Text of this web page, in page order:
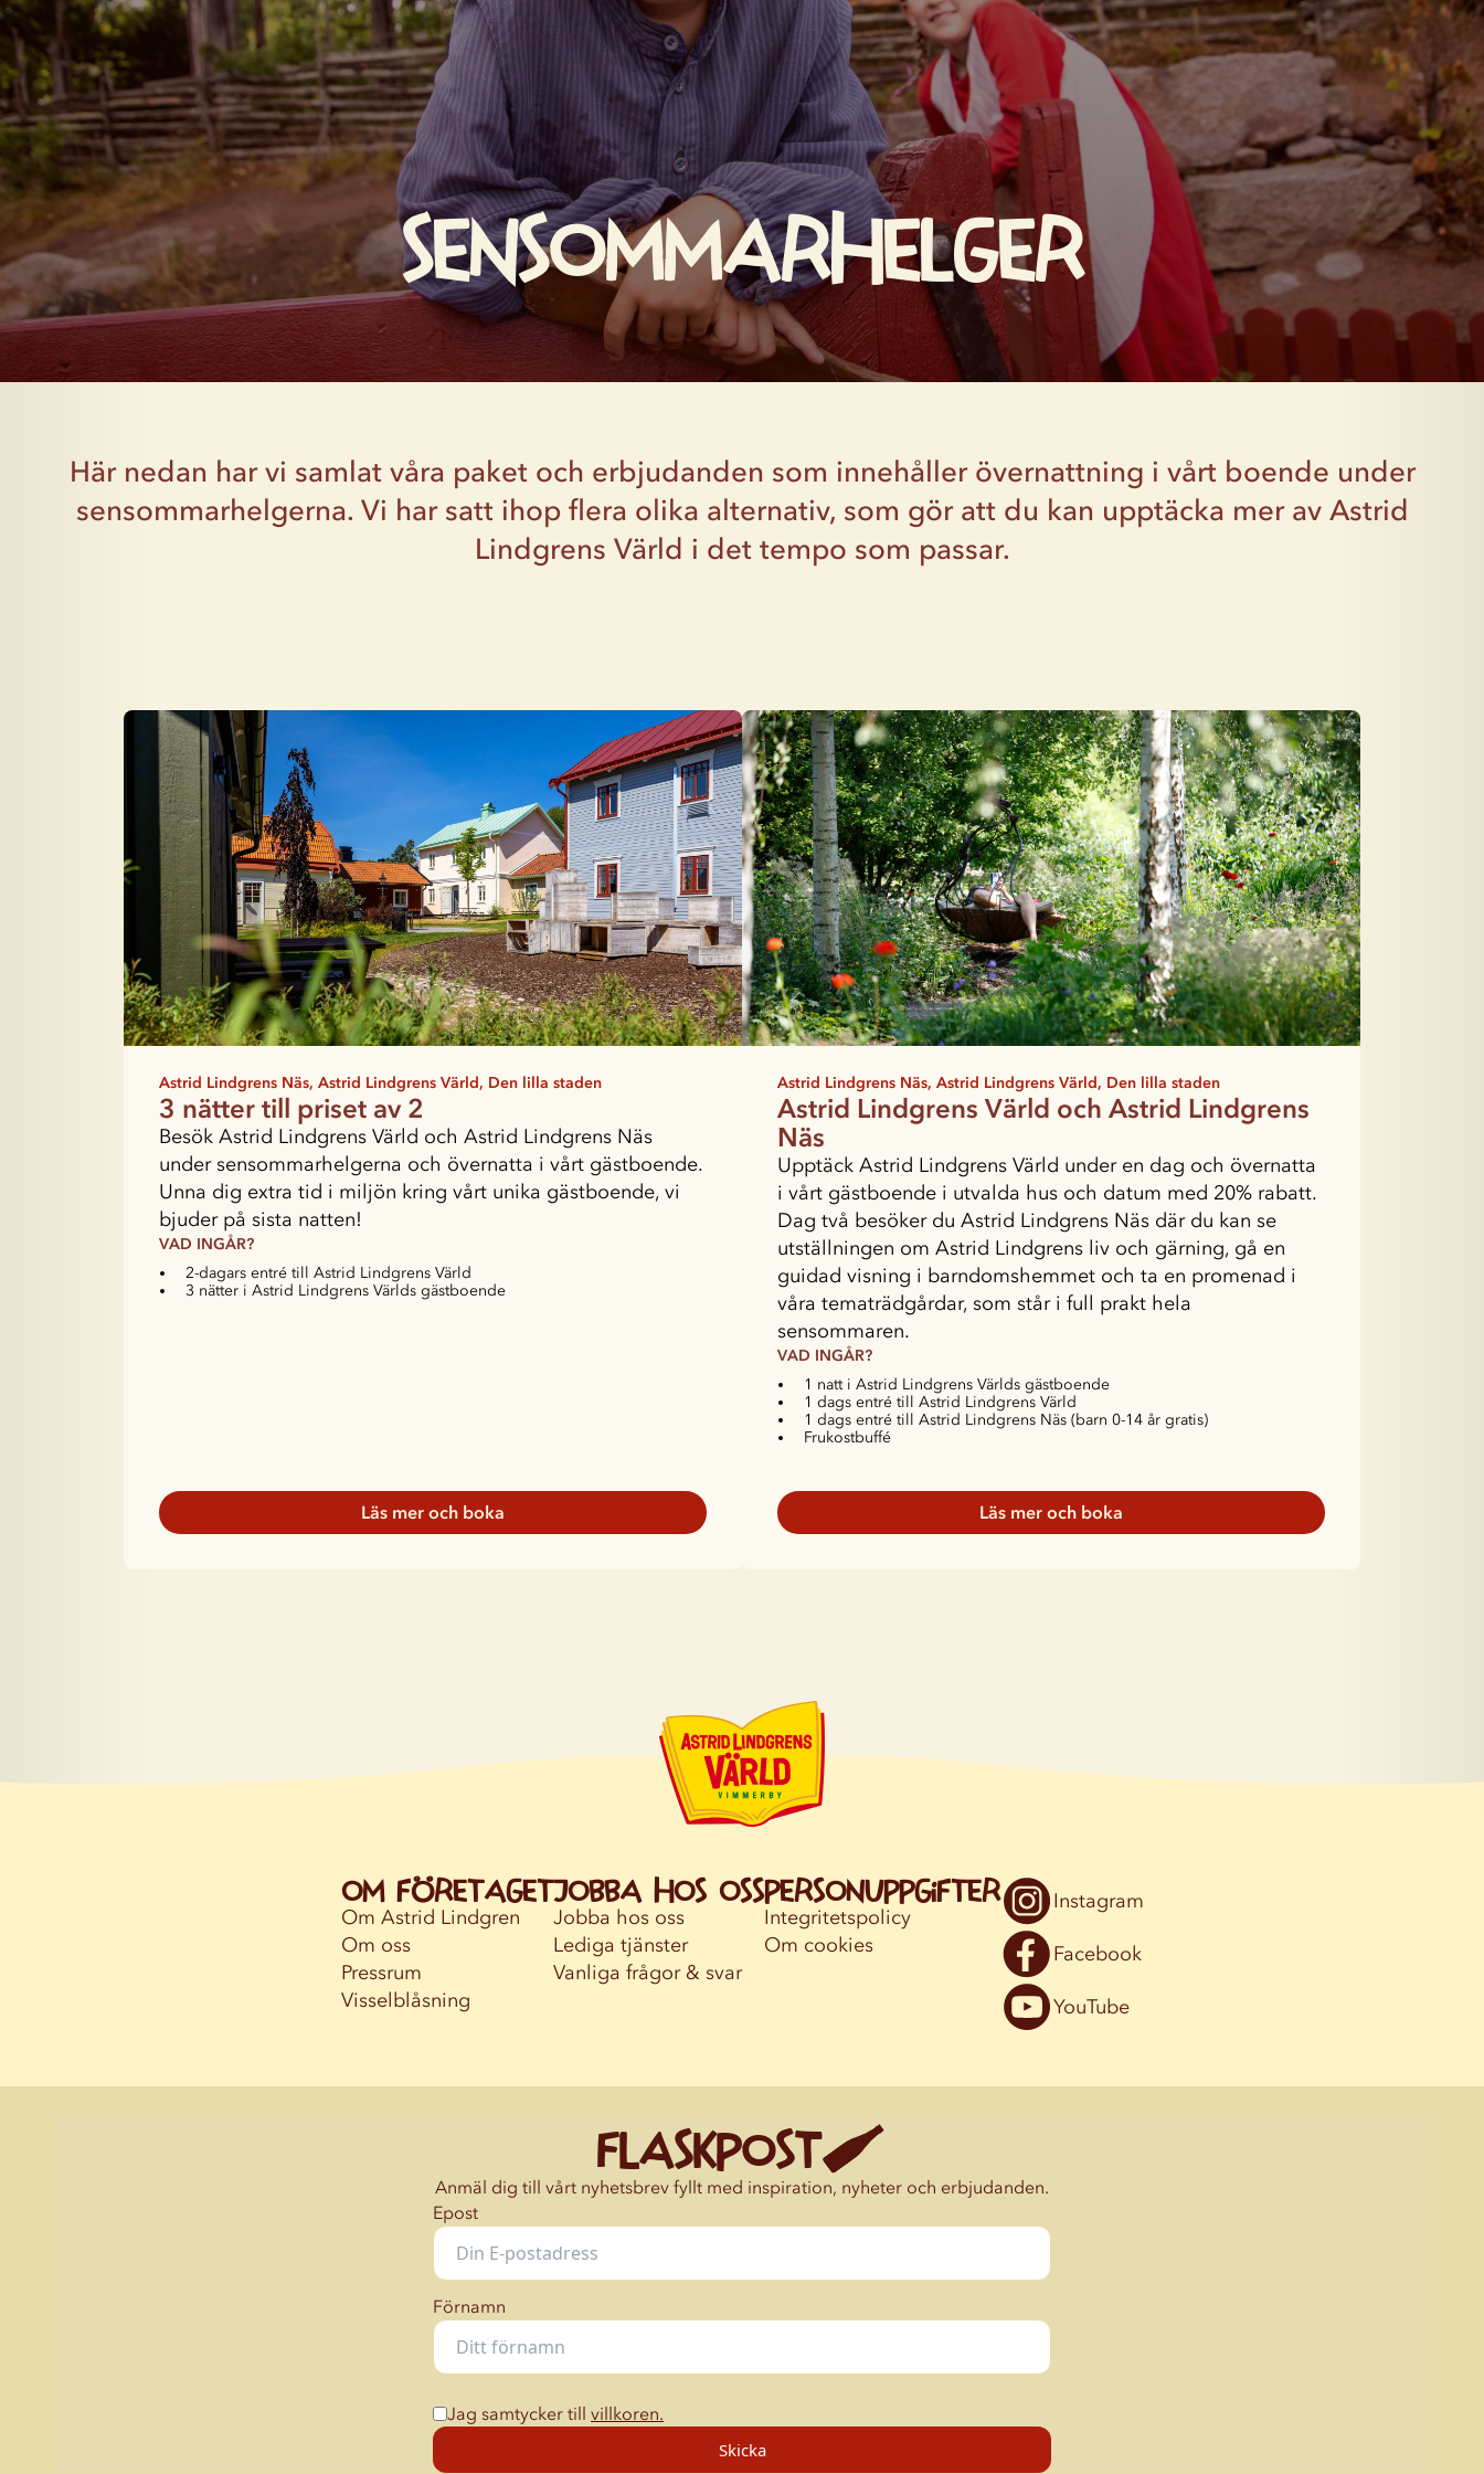
Sensommarhelger
Här nedan har vi samlat våra paket och erbjudanden som innehåller övernattning i vårt boende under
sensommarhelgerna. Vi har satt ihop flera olika alternativ, som gör att du kan upptäcka mer av Astrid
Lindgrens Värld i det tempo som passar.
Astrid Lindgrens Näs, Astrid Lindgrens Värld, Den lilla staden
3 nätter till priset av 2
Besök Astrid Lindgrens Värld och Astrid Lindgrens Näs
under sensommarhelgerna och övernatta i vårt gästboende.
Unna dig extra tid i miljön kring vårt unika gästboende, vi
bjuder på sista natten!
VAD INGÅR?
2-dagars entré till Astrid Lindgrens Värld
3 nätter i Astrid Lindgrens Världs gästboende
Läs mer och boka
Astrid Lindgrens Näs, Astrid Lindgrens Värld, Den lilla staden
Astrid Lindgrens Värld och Astrid Lindgrens
Näs
Upptäck Astrid Lindgrens Värld under en dag och övernatta
i vårt gästboende i utvalda hus och datum med 20% rabatt.
Dag två besöker du Astrid Lindgrens Näs där du kan se
utställningen om Astrid Lindgrens liv och gärning, gå en
guidad visning i barndomshemmet och ta en promenad i
våra tematrädgårdar, som står i full prakt hela
sensommaren.
VAD INGÅR?
1 natt i Astrid Lindgrens Världs gästboende
1 dags entré till Astrid Lindgrens Värld
1 dags entré till Astrid Lindgrens Näs (barn 0-14 år gratis)
Frukostbuffé
Läs mer och boka
Om företaget
Om Astrid Lindgren
Om oss
Pressrum
Visselblåsning
Jobba hos oss
Jobba hos oss
Lediga tjänster
Vanliga frågor & svar
Personuppgifter
Integritetspolicy
Om cookies
Instagram
Facebook
YouTube
FLASKPOST
Anmäl dig till vårt nyhetsbrev fyllt med inspiration, nyheter och erbjudanden.
Epost
Förnamn
Jag samtycker till villkoren.